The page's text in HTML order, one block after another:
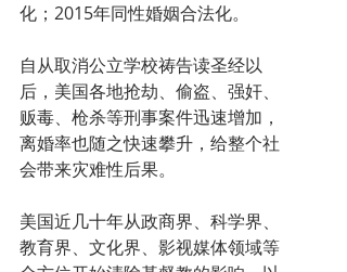
化；2015年同性婚姻合法化。
自从取消公立学校祷告读圣经以
后，美国各地抢劫、偷盗、强奸、
贩毒、枪杀等刑事案件迅速增加，
离婚率也随之快速攀升，给整个社
会带来灾难性后果。
美国近几十年从政商界、科学界、
教育界、文化界、影视媒体领域等